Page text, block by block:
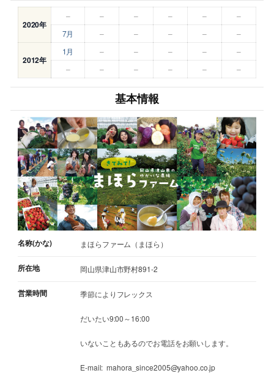
2020年
– – – – –
–
7月
– – – – –
2012年
1月 – – – –
–
–
– – – – –
基本情報
名称(かな) まほらファーム（まほら）
所在地 岡山県津山市野村891-2
営業時間 季節によりフレックス
だいたい9:00～16:00
いないこともあるのでお電話をお願いします。
E-mail: mahora_since2005@yahoo.co.jp